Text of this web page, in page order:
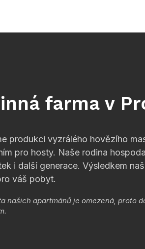
farma v
produkci vyzrálého hovězího
pro hosty. Naše rodina
i další generace. Výsledkem
váš pobyt.
našich apartmánů je omezená, proto